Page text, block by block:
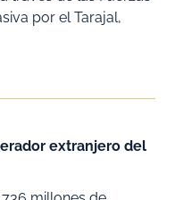
por el Tarajal,
extranjero del